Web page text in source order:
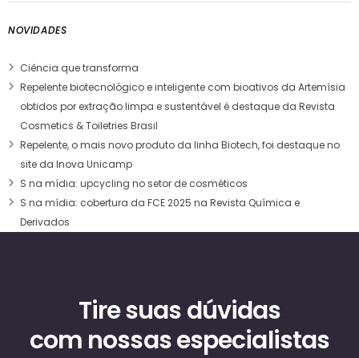
NOVIDADES
Ciência que transforma
Repelente biotecnológico e inteligente com bioativos da Artemísia
obtidos por extração limpa e sustentável é destaque da Revista
Cosmetics & Toiletries Brasil
Repelente, o mais novo produto da linha Biotech, foi destaque no
site da Inova Unicamp
S na mídia: upcycling no setor de cosméticos
S na mídia: cobertura da FCE 2025 na Revista Química e
Derivados
Tire suas dúvidas
com nossas especialistas